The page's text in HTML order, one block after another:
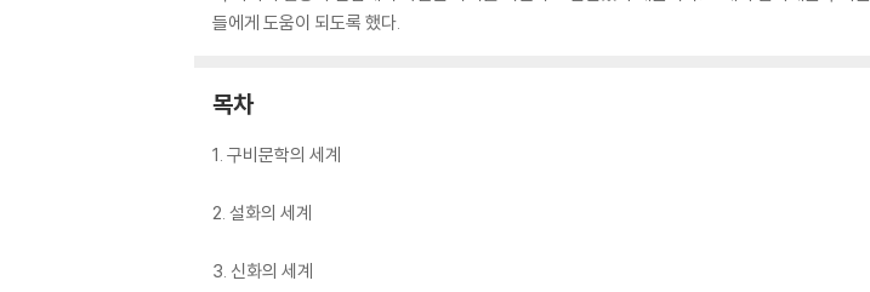
들에게 도움이 되도록 했다.
목차
1. 구비문학의 세계
2. 설화의 세계
3. 신화의 세계